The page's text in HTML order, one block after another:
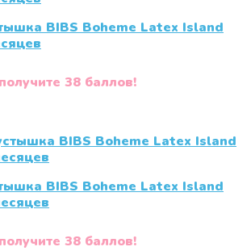
BIBS Boheme Latex Island
38 баллов!
BIBS Boheme Latex Island
38 баллов!